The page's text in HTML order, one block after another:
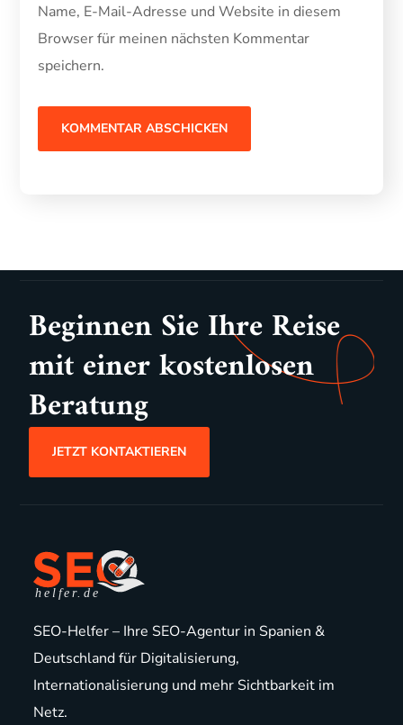
Name, E-Mail-Adresse und Website in diesem
Browser für meinen nächsten Kommentar
speichern.
Beginnen Sie Ihre Reise
mit einer kostenlosen
Beratung
JETZT KONTAKTIEREN
SEO-Helfer – Ihre SEO-Agentur in Spanien &
Deutschland für Digitalisierung,
Internationalisierung und mehr Sichtbarkeit im
Netz.